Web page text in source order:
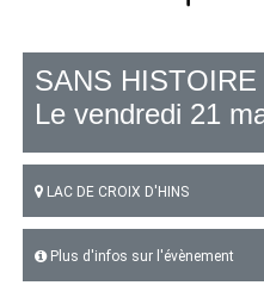
SANS HISTOIRE
Le vendredi 21
LAC DE CROIX D'HINS
Plus d'infos sur l'évènement